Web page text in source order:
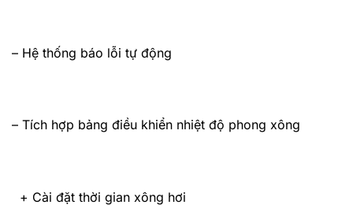
– Hệ thống báo lỗi tự động
– Tích hợp bảng điều khiển nhiệt độ phong xông
+ Cài đặt thời gian xông hơi